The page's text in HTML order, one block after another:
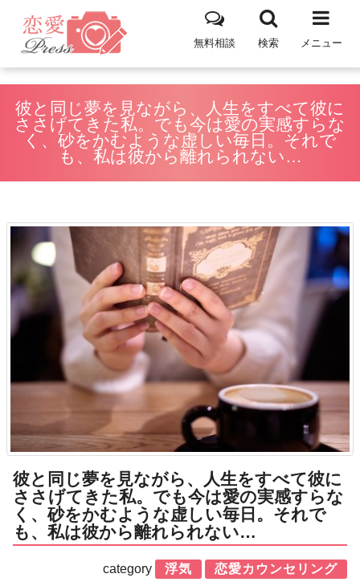
メニュー
検索
無料相談
彼と同じ夢を見ながら、人生をすべて彼に
ささげてきた私。でも今は愛の実感すらな
く、砂をかむような虚しい毎日。それで
も、私は彼から離れられない…
彼と同じ夢を見ながら、人生をすべて彼に
ささげてきた私。でも今は愛の実感すらな
く、砂をかむような虚しい毎日。それで
も、私は彼から離れられない…
category 浮気 恋愛カウンセリング